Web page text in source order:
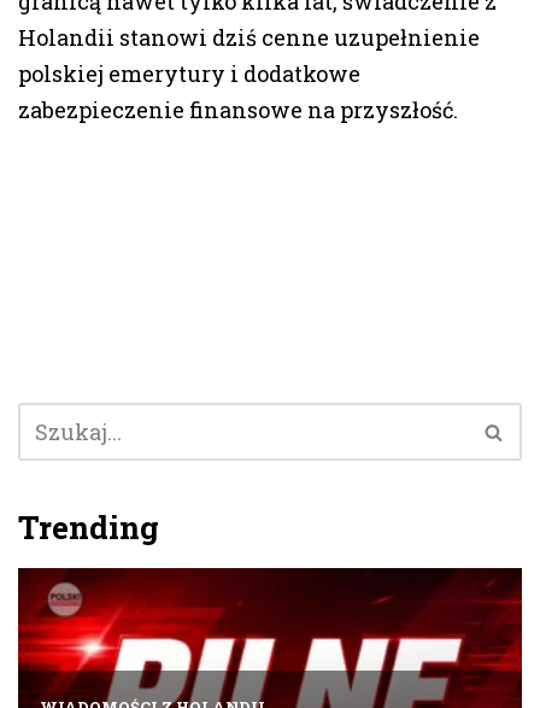
Holandii stanowi dziś cenne uzupełnienie
polskiej emerytury i dodatkowe
zabezpieczenie finansowe na przyszłość.
Trending